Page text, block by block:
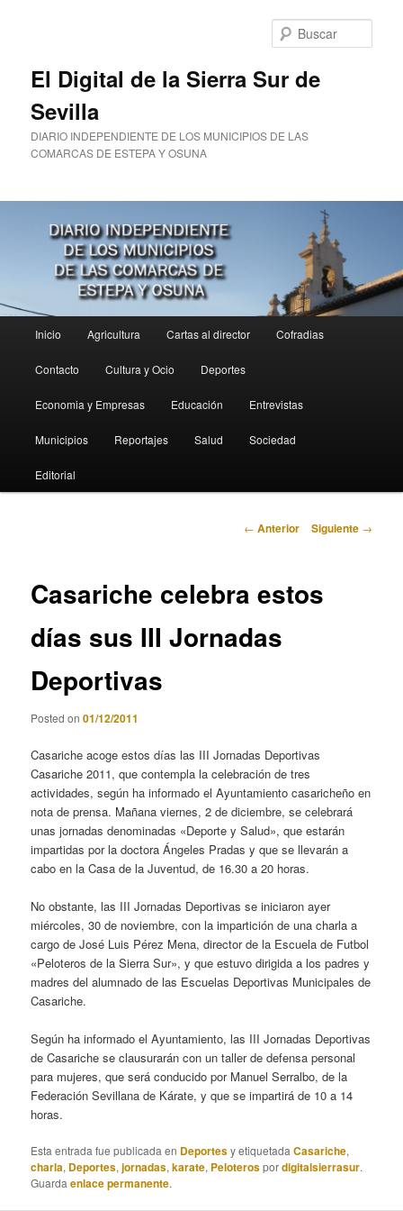
El Digital de la Sierra Sur de
Sevilla
DIARIO INDEPENDIENTE DE LOS MUNICIPIOS DE LAS
COMARCAS DE ESTEPA Y OSUNA
principal
Inicio Agricultura Cartas al director Cofradias
Contacto Cultura y Ocio Deportes
Economia y Empresas Educación Entrevistas
Municipios Reportajes Salud Sociedad
Editorial
Navegación
← Anterior Siguiente →
Casariche celebra estos
días sus III Jornadas
Deportivas
Posted on01/12/2011
Casariche acoge estos días las III Jornadas Deportivas
Casariche 2011, que contempla la celebración de tres
actividades, según ha informado el Ayuntamiento casaricheño en
nota de prensa. Mañana viernes, 2 de diciembre, se celebrará
unas jornadas denominadas «Deporte y Salud», que estarán
impartidas por la doctora Ángeles Pradas y que se llevarán a
cabo en la Casa de la Juventud, de 16.30 a 20 horas.
No obstante, las III Jornadas Deportivas se iniciaron ayer
miércoles, 30 de noviembre, con la impartición de una charla a
cargo de José Luis Pérez Mena, director de la Escuela de Futbol
«Peloteros de la Sierra Sur», y que estuvo dirigida a los padres y
madres del alumnado de las Escuelas Deportivas Municipales de
Casariche.
Según ha informado el Ayuntamiento, las III Jornadas Deportivas
de Casariche se clausurarán con un taller de defensa personal
para mujeres, que será conducido por Manuel Serralbo, de la
Federación Sevillana de Kárate, y que se impartirá de 10 a 14
horas.
Esta entrada fue publicada en Deportesy etiquetadaCasariche,
charla, Deportes,jornadas,karate, Peloterospordigitalsierrasur.
Guardaenlace permanente.